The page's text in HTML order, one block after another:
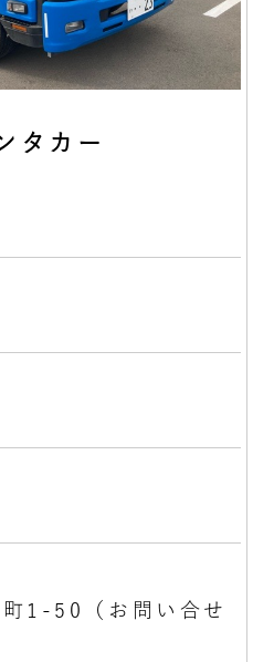
タカー
1-50（お問い合せ